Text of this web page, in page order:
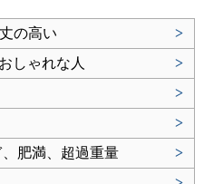
の高い
>
しゃれな人
>
>
>
肥満、超過重量
>